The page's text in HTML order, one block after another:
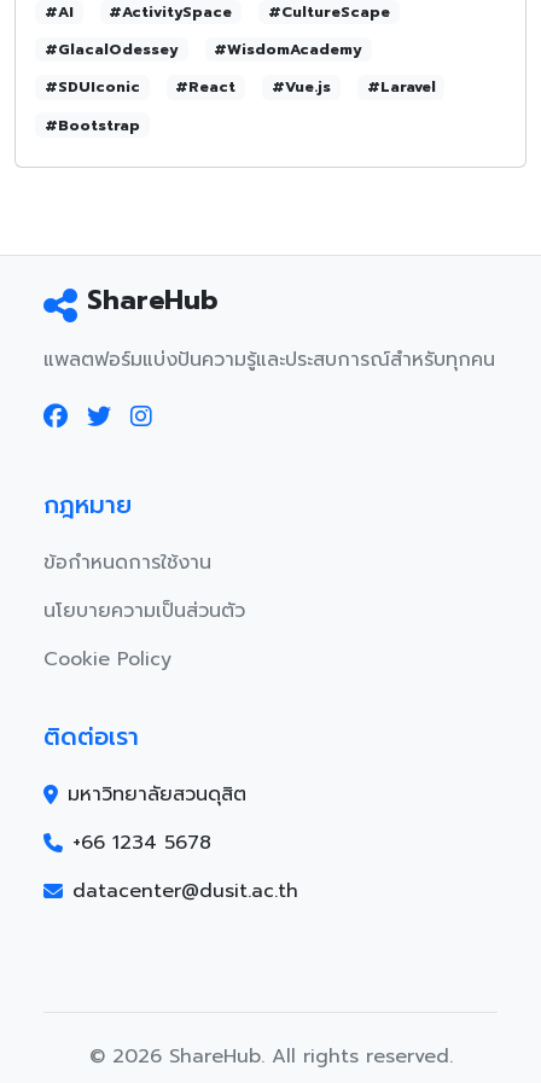
#AI #ActivitySpace
#CultureScape
#GlacalOdessey
#WisdomAcademy
#SDUIconic
#React #Vue.js
#Laravel
#Bootstrap
ShareHub
แพลตฟอร์มแบ่งปันความรู้และประสบการณ์สำหรับทุกคน
กฎหมาย
ข้อกำหนดการใช้งาน
นโยบายความเป็นส่วนตัว
Cookie Policy
ติดต่อเรา
มหาวิทยาลัยสวนดุสิต
+66 1234 5678
datacenter@dusit.ac.th
© 2026 ShareHub. All rights reserved.